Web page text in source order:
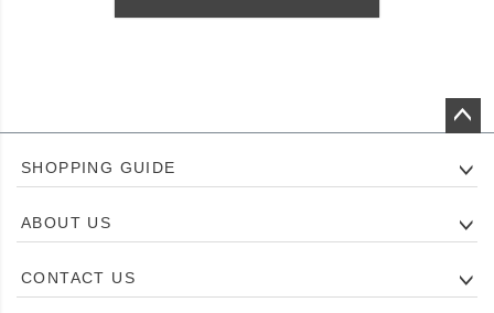
ジト
へ
SHOPPING GUIDE
ABOUT US
CONTACT US